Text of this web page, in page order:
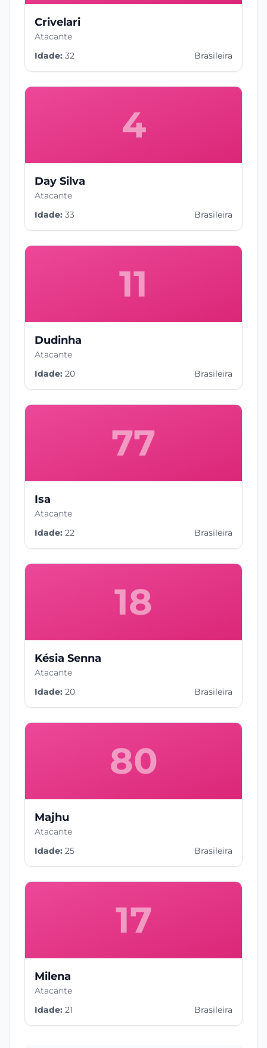
Crivelari
Atacante
Idade: 32 Brasileira
4
Day Silva
Atacante
Idade: 33 Brasileira
11
Dudinha
Atacante
Idade: 20 Brasileira
77
Isa
Atacante
Idade: 22 Brasileira
18
Késia Senna
Atacante
Idade: 20 Brasileira
80
Majhu
Atacante
Idade: 25 Brasileira
17
Milena
Atacante
Idade: 21 Brasileira